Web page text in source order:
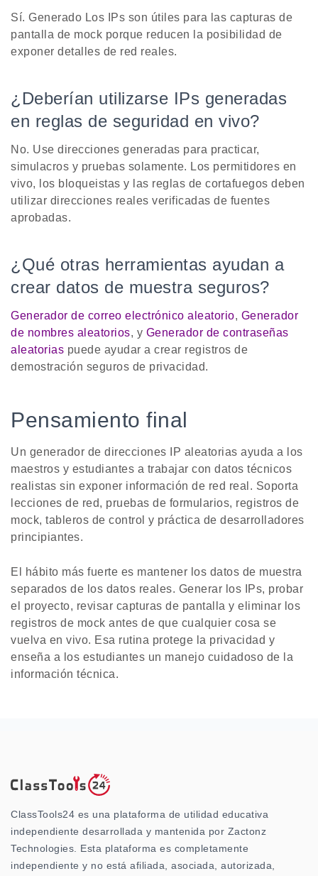
Sí. Generado Los IPs son útiles para las capturas de
pantalla de mock porque reducen la posibilidad de
exponer detalles de red reales.
¿Deberían utilizarse IPs generadas
en reglas de seguridad en vivo?
No. Use direcciones generadas para practicar,
simulacros y pruebas solamente. Los permitidores en
vivo, los bloqueistas y las reglas de cortafuegos deben
utilizar direcciones reales verificadas de fuentes
aprobadas.
¿Qué otras herramientas ayudan a
crear datos de muestra seguros?
Generador de correo electrónico aleatorio, Generador
de nombres aleatorios, y Generador de contraseñas
aleatorias puede ayudar a crear registros de
demostración seguros de privacidad.
Pensamiento final
Un generador de direcciones IP aleatorias ayuda a los
maestros y estudiantes a trabajar con datos técnicos
realistas sin exponer información de red real. Soporta
lecciones de red, pruebas de formularios, registros de
mock, tableros de control y práctica de desarrolladores
principiantes.
El hábito más fuerte es mantener los datos de muestra
separados de los datos reales. Generar los IPs, probar
el proyecto, revisar capturas de pantalla y eliminar los
registros de mock antes de que cualquier cosa se
vuelva en vivo. Esa rutina protege la privacidad y
enseña a los estudiantes un manejo cuidadoso de la
información técnica.
ClassTools24 es una plataforma de utilidad educativa
independiente desarrollada y mantenida por Zactonz
Technologies. Esta plataforma es completamente
independiente y no está afiliada, asociada, autorizada,